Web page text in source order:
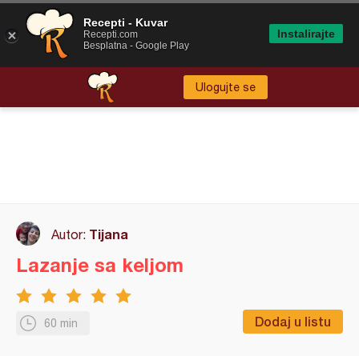
Ulogujte se
Autor: Tijana
60 min Dodaj u listu
Lazanje sa keljom
Recepti - Kuvar
Recepti.com
Besplatna - Google Play
Instalirajte